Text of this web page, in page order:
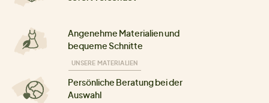
Angenehme Materialien und
bequeme Schnitte
UNSERE MATERIALIEN
Persönliche Beratung bei der
Auswahl